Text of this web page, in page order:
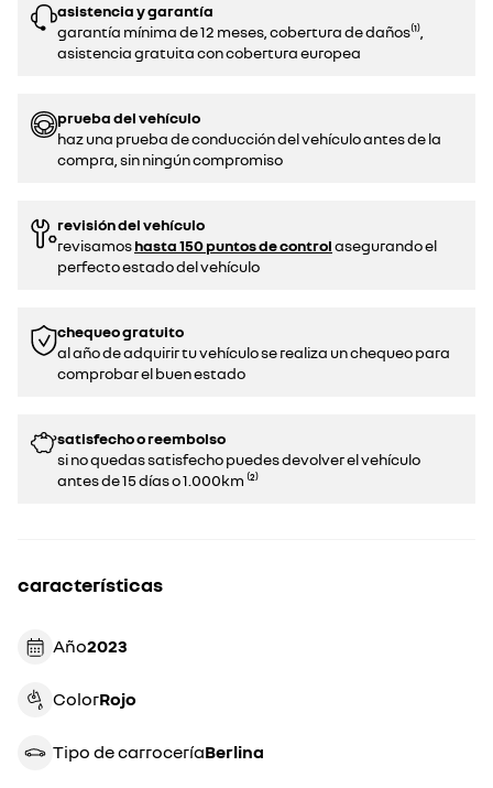
asistencia y garantía
garantía mínima de 12 meses, cobertura de daños⁽¹⁾,
asistencia gratuita con cobertura europea
prueba del vehículo
haz una prueba de conducción del vehículo antes de la
compra, sin ningún compromiso
revisión del vehículo
revisamoshasta 150 puntos de controlasegurando el
perfecto estado del vehículo
chequeo gratuito
al año de adquirir tu vehículo se realiza un chequeo para
comprobar el buen estado​​
satisfecho o reembolso
si no quedas satisfecho puedes devolver el vehículo
antes de 15 días o 1.000km ⁽²⁾
características
Año 2023
Color rojo
Tipo de carrocería berlina